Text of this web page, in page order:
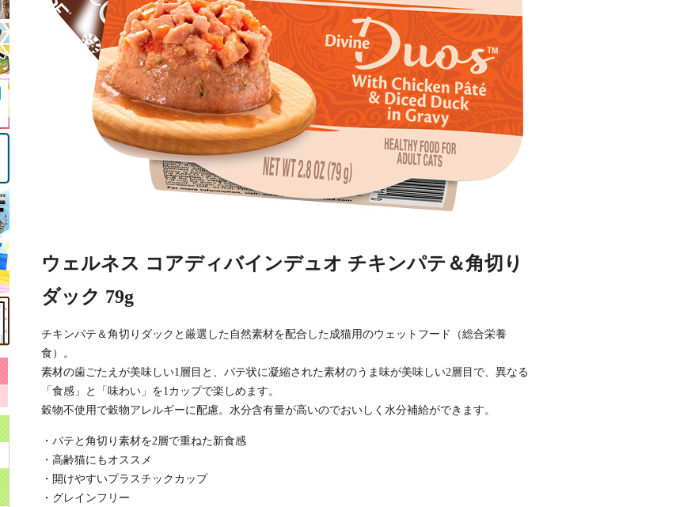
ウェルネス コアディバインデュオ チキンパテ＆角切り
ダック 79g
チキンパテ＆角切りダックと厳選した自然素材を配合した成猫用のウェットフード（総合栄養
食）。
素材の歯ごたえが美味しい1層目と、パテ状に凝縮された素材のうま味が美味しい2層目で、異なる
「食感」と「味わい」を1カップで楽しめます。
穀物不使用で穀物アレルギーに配慮。水分含有量が高いのでおいしく水分補給ができます。
・パテと角切り素材を2層で重ねた新食感
・高齢猫にもオススメ
・開けやすいプラスチックカップ
・グレインフリー